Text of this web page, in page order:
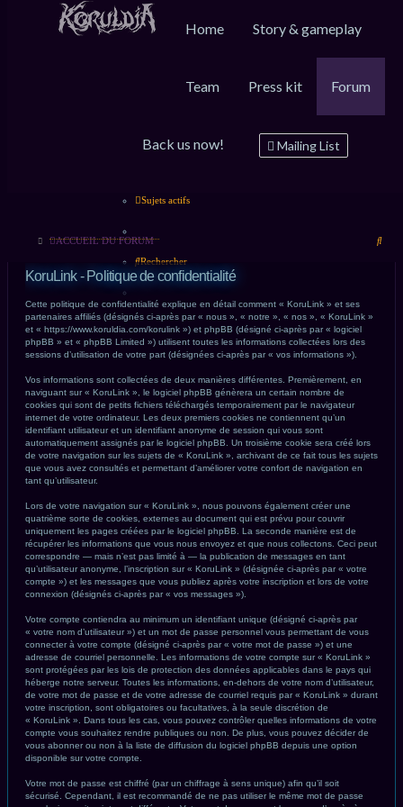
Home Story & gameplay
Team Press kit Forum
Mailing List
Back us now!
Messages non lus
Sujets actifs
Rechercher
Inscription
FAQ
ACCUEIL DU FORUM
KoruLink - Politique de confidentialité
Cette politique de confidentialité explique en détail comment « KoruLink » et ses
partenaires affiliés (désignés ci-après par « nous », « notre », « nos », « KoruLink »
et « https://www.koruldia.com/korulink ») et phpBB (désigné ci-après par « logiciel
phpBB » et « phpBB Limited ») utilisent toutes les informations collectées lors des
sessions d’utilisation de votre part (désignées ci-après par « vos informations »).
Vos informations sont collectées de deux manières différentes. Premièrement, en
naviguant sur « KoruLink », le logiciel phpBB génèrera un certain nombre de
cookies qui sont de petits fichiers téléchargés temporairement par le navigateur
internet de votre ordinateur. Les deux premiers cookies ne contiennent qu’un
identifiant utilisateur et un identifiant anonyme de session qui vous sont
automatiquement assignés par le logiciel phpBB. Un troisième cookie sera créé lors
de votre navigation sur les sujets de « KoruLink », archivant de ce fait tous les sujets
que vous avez consultés et permettant d’améliorer votre confort de navigation en
tant qu’utilisateur.
Lors de votre navigation sur « KoruLink », nous pouvons également créer une
quatrième sorte de cookies, externes au document qui est prévu pour couvrir
uniquement les pages créées par le logiciel phpBB. La seconde manière est de
récupérer les informations que vous nous envoyez et que nous collectons. Ceci peut
correspondre — mais n’est pas limité à — la publication de messages en tant
qu’utilisateur anonyme, l’inscription sur « KoruLink » (désignée ci-après par « votre
compte ») et les messages que vous publiez après votre inscription et lors de votre
connexion (désignés ci-après par « vos messages »).
Votre compte contiendra au minimum un identifiant unique (désigné ci-après par
« votre nom d’utilisateur ») et un mot de passe personnel vous permettant de vous
connecter à votre compte (désigné ci-après par « votre mot de passe ») et une
adresse de courriel personnelle. Les informations de votre compte sur « KoruLink »
sont protégées par les lois de protection des données applicables dans le pays qui
héberge notre serveur. Toutes les informations, en-dehors de votre nom d’utilisateur,
de votre mot de passe et de votre adresse de courriel requis par « KoruLink » durant
votre inscription, sont obligatoires ou facultatives, à la seule discrétion de
« KoruLink ». Dans tous les cas, vous pouvez contrôler quelles informations de votre
compte vous souhaitez rendre publiques ou non. De plus, vous pouvez décider de
vous abonner ou non à la liste de diffusion du logiciel phpBB depuis une option
disponible sur votre compte.
Votre mot de passe est chiffré (par un chiffrage à sens unique) afin qu’il soit
sécurisé. Cependant, il est recommandé de ne pas utiliser le même mot de passe